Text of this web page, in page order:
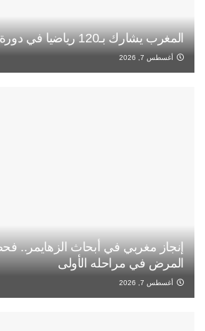
المغرب يشارك بـ120 رياضيا في دورة تارانتو 2026
أغسطس 7, 2026
إنجاز مغربي في أبحاث الزهايمر..
المرض في مراحله الأولى
أغسطس 7, 2026